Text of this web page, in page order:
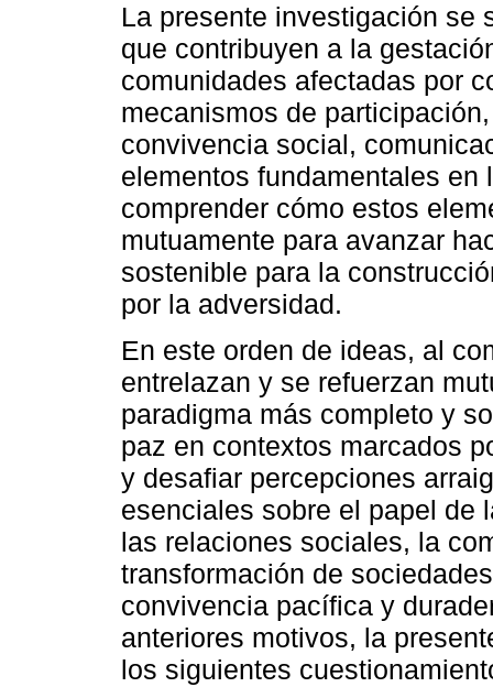
La presente investigación se
que contribuyen a la
comunidades afectadas por
mecanismos de
convivencia social,
elementos fundamentales
comprender cómo estos
mutuamente para avanzar
sostenible para la
por la adversidad.
En este orden de ideas, al
entrelazan y se refuerzan
paradigma más completo y
paz en contextos marcados
y desafiar percepciones
esenciales sobre el papel de
las relaciones sociales, la
transformación de
convivencia pacífica y
anteriores motivos, la
los siguientes